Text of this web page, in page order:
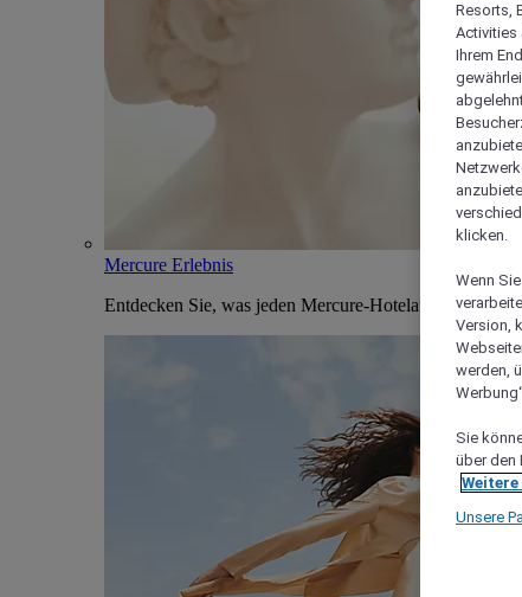
Mercure Erlebnis
Entdecken Sie, was jeden Mercure-Hotelaufenthalt
Resorts,
Activities
Ihrem
klicken.
Wenn
Version,
werden,
Sie
über den
Unsere